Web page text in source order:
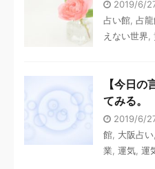
2019/6/
占い館, 占
えない世界,
【今日
てみる。
2019/6/
館, 大阪占い,
業, 運気, 運